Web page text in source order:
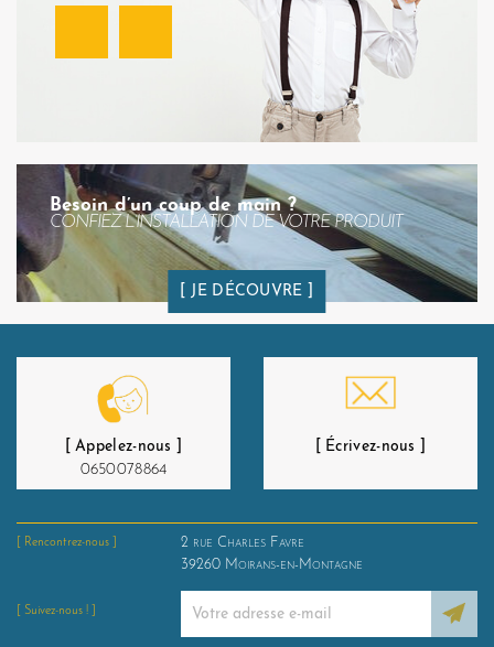
Besoin d’un coup de main ?
CONFIEZ L’INSTALLATION DE VOTRE PRODUIT
JE DÉCOUVRE
[ Appelez-nous ]
0650078864
[ Écrivez-nous ]
[ Rencontrez-nous ]
2 rue Charles Favre
39260 Moirans-en-Montagne
[ Suivez-nous ! ]